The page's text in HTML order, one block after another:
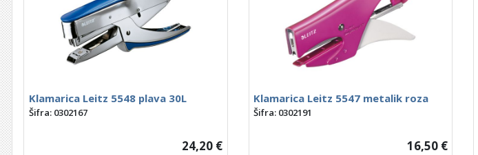
Klamarica Leitz 5548 plava 30L
Šifra: 0302167
24,20 €
Klamarica Leitz 5547 metalik roza
Šifra: 0302191
16,50 €